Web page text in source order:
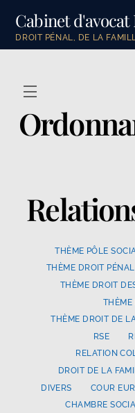
content
Cabinet
DROIT PÉNAL, DE LA
Menu
THÈME PÔLE
THÈME DROIT PÉNAL
THÈME DROIT
THÈME
THÈME DROIT DE
RSE
RELATION
DROIT DE LA
DIVERS
COUR
CHAMBRE